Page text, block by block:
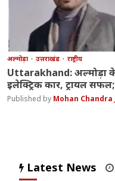
अल्मोड़ा उत्तराखंड राष्ट्रीय
Uttarakhand: अल्मोड़ा के
इलेक्ट्रिक कार, ट्रायल
Mohan Chandra
Latest News